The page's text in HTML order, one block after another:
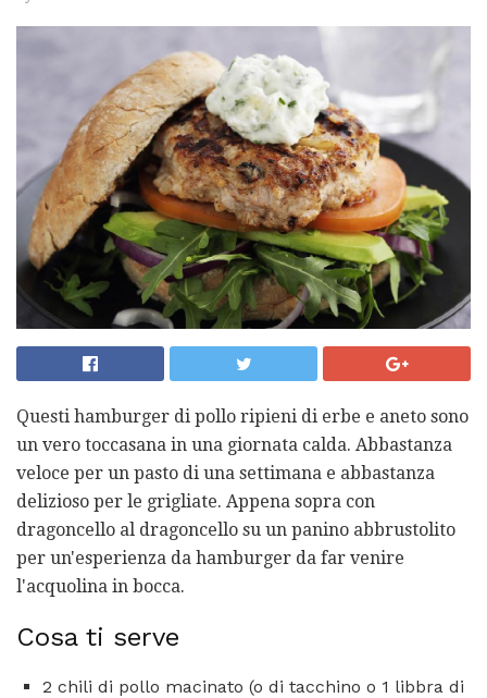
Questi hamburger di pollo ripieni di erbe e aneto sono
un vero toccasana in una giornata calda. Abbastanza
veloce per un pasto di una settimana e abbastanza
delizioso per le grigliate. Appena sopra con
dragoncello al dragoncello su un panino abbrustolito
per un'esperienza da hamburger da far venire
l'acquolina in bocca.
Cosa ti serve
2 chili di pollo macinato (o di tacchino o 1 libbra di